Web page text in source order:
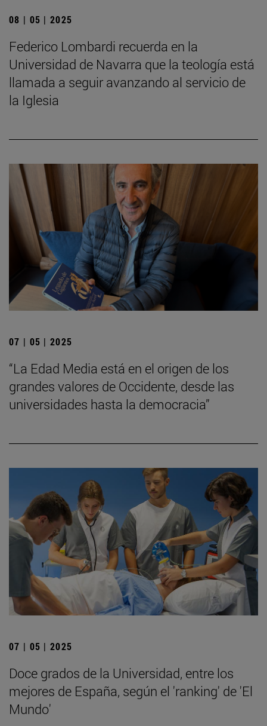
08 | 05 | 2025
Federico Lombardi recuerda en la
Universidad de Navarra que la teología está
llamada a seguir avanzando al servicio de
la Iglesia
07 | 05 | 2025
“La Edad Media está en el origen de los
grandes valores de Occidente, desde las
universidades hasta la democracia”
07 | 05 | 2025
Doce grados de la Universidad, entre los
mejores de España, según el 'ranking' de 'El
Mundo'